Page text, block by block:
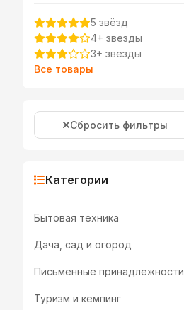
5 звёзд
4+ звезды
3+ звезды
Все товары
Сбросить фильтры
Категории
Бытовая техника
Дача, сад и огород
Письменные принадлежности
Туризм и кемпинг